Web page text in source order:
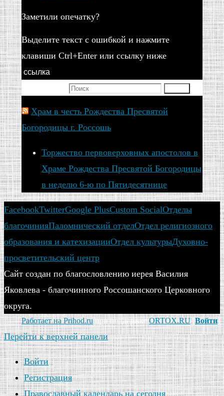
Заметили опечатку?
Выделите текст с ошибкой и нажмите
клавиши Ctrl+Enter или ссылку ниже
ссылка
Храм в честь Рождества Пресвятой
Богородицы г. Россошь
Торжество первоверховных апостолов в
Храме Рождества Пресвятой Богородицы
в неделю 6-ю по Пятидесятнице
FacebookTwitterGoogle PlusCustom SocialОтделы
благочинияПаломнический отделОтдел религиозного
образования и катехизацииОтдел культурыДуховно-
просветительский центр
Сайт создан по благословлению иерея Василия
Яковлева - благочинного Россошанского Церковного
округа.
Работает на Prihod.ruпри поддержкеORTOX.RU[Войти]
Перейти к верхней панели
Войти
Регистрация
Православный календарь на сегодня